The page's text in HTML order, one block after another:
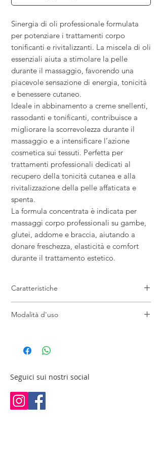
Sinergia di oli professionale formulata
per potenziare i trattamenti corpo
tonificanti e rivitalizzanti. La miscela di oli
essenziali aiuta a stimolare la pelle
durante il massaggio, favorendo una
piacevole sensazione di energia, tonicità
e benessere cutaneo.
Ideale in abbinamento a creme snellenti,
rassodanti e tonificanti, contribuisce a
migliorare la scorrevolezza durante il
massaggio e a intensificare l’azione
cosmetica sui tessuti. Perfetta per
trattamenti professionali dedicati al
recupero della tonicità cutanea e alla
rivitalizzazione della pelle affaticata e
spenta.
La formula concentrata è indicata per
massaggi corpo professionali su gambe,
glutei, addome e braccia, aiutando a
donare freschezza, elasticità e comfort
durante il trattamento estetico.
Caratteristiche
Ideale per trattamenti corpo rivitalizzanti
Potenzia creme rassodanti e snellenti
Formula concentrata con oli essenziali
Modalità d'uso
e prodotti da massaggio professionali.
completo assorbimento.
Seguici sui nostri social